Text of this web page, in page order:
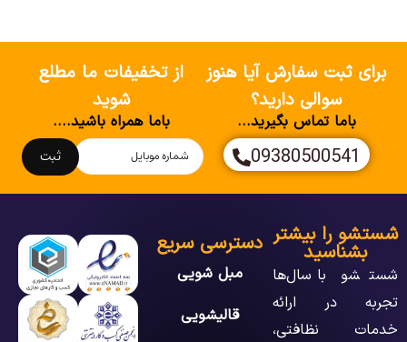
برای ثبت سفارش آیا هنوز
سوالی دارید؟
باما تماس بگیرید...
09380500541
از تخفیفات ما مطلع
شوید
باما همراه باشید....
ثبت
شستشو را بیشتر
بشناسید
شستشو با سال‌ها
تجربه در ارائه
خدمات نظافتی،
دسترسی سریع
مبل شویی
قالیشویی